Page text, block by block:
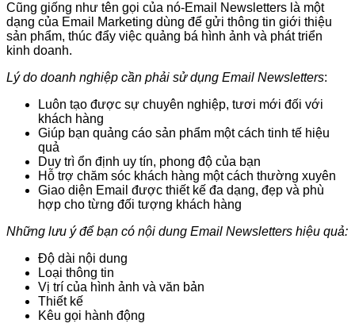
Cũng giống như tên gọi của nó-Email Newsletters là một
dạng của Email Marketing dùng để gửi thông tin giới thiệu
sản phẩm, thúc đẩy việc quảng bá hình ảnh và phát triển
kinh doanh.
Lý do doanh nghiệp cần phải sử dụng Email Newsletters:
Luôn tạo được sự chuyên nghiệp, tươi mới đối với
khách hàng
Giúp bạn quảng cáo sản phẩm một cách tinh tế hiệu
quả
Duy trì ổn định uy tín, phong độ của bạn
Hỗ trợ chăm sóc khách hàng một cách thường xuyên
Giao diện Email được thiết kế đa dạng, đẹp và phù
hợp cho từng đối tượng khách hàng
Những lưu ý để bạn có nội dung Email Newsletters hiệu quả:
Độ dài nội dung
Loại thông tin
Vị trí của hình ảnh và văn bản
Thiết kế
Kêu gọi hành động